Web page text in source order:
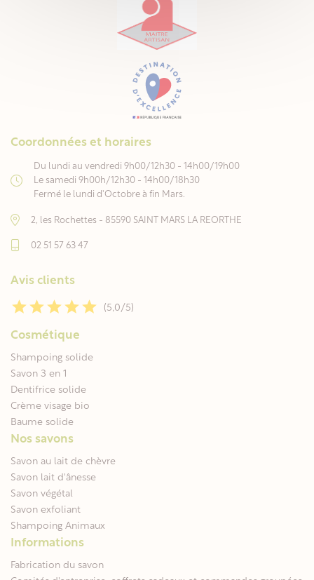
Coordonnées et horaires
Du lundi au vendredi 9h00/12h30 - 14h00/19h00
Le samedi 9h00h/12h30 - 14h00/18h30
Fermé le lundi d'Octobre à fin Mars.
2, les Rochettes - 85590 SAINT MARS LA REORTHE
02 51 57 63 47
Avis clients
(5,0/5)
Cosmétique
Shampoing solide
Savon 3 en 1
Dentifrice solide
Crème visage bio
Baume solide
Nos savons
Savon au lait de chèvre
Savon lait d'ânesse
Savon végétal
Savon exfoliant
Shampoing Animaux
Informations
Fabrication du savon